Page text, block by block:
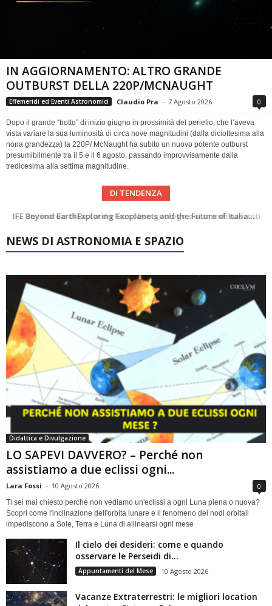
IN AGGIORNAMENTO: ALTRO GRANDE
OUTBURST DELLA 220P/MCNAUGHT
Effemeridi ed Eventi Astronomici Claudio Pra - 7 Agosto 2026 0
Dopo il grande “botto” di inizio giugno in prossimità del perielio, che l’aveva
vista variare la sua luminosità di circa nove magnitudini (dalla diciottesima alla
nona grandezza) la 220P/ McNaught ha subìto un nuovo potente outburst
presumibilmente tra il 5 e il 6 agosto, passando improvvisamente dalla
tredicesima alla settima magnitudine.
DI TENDENZA
In ricordo di Riccardo Pozzobon geologo dei mondi nascosti
Una volta qualcuno li usava
NEWS DI ASTRONOMIA E SPAZIO
Didattica e Divulgazione
LO SAPEVI DAVVERO? – Perché non
assistiamo a due eclissi ogni...
Lara Fossi - 10 Agosto 2026 0
Ti sei mai chiesto perché non vediamo un'eclissi a ogni Luna piena o nuova?
Scopri come l'inclinazione dell'orbita lunare e il fenomeno dei nodi orbitali
impediscono a Sole, Terra e Luna di allinearsi ogni mese
Il cielo dei desideri: come e quando
osservare le Perseidi di...
Appuntamenti del Mese 10 Agosto 2026
Vacanze Extraterrestri: le migliori location